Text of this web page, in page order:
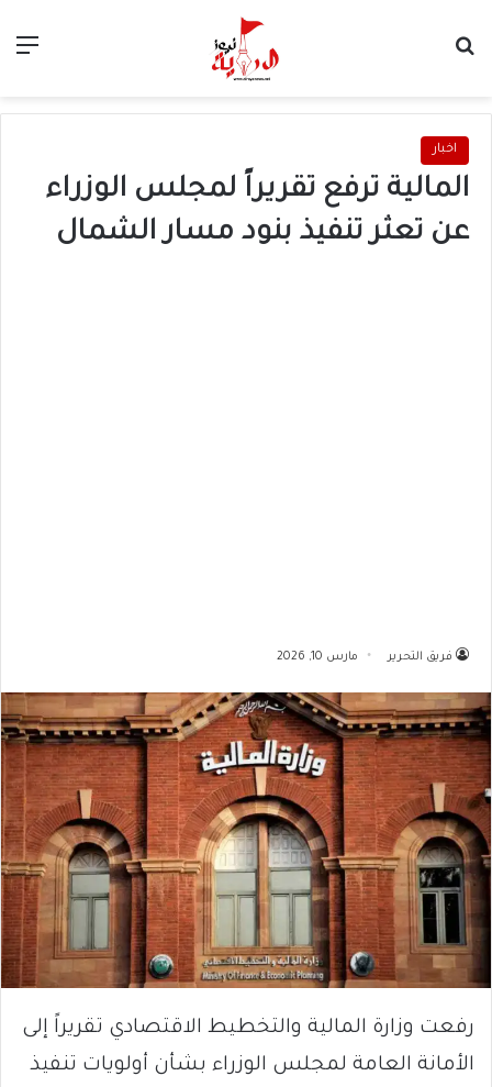
اخبار
المالية ترفع تقريراً لمجلس الوزراء
عن تعثر تنفيذ بنود مسار الشمال
فريق التحرير مارس 10, 2026
رفعت وزارة المالية والتخطيط الاقتصادي تقريراً إلى
الأمانة العامة لمجلس الوزراء بشأن أولويات تنفيذ